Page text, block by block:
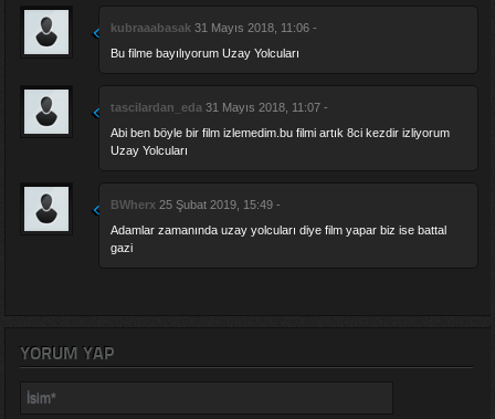
kubraaabasak 31 Mayıs 2018, 11:06 -
Bu filme bayılıyorum Uzay Yolcuları
tascilardan_eda 31 Mayıs 2018, 11:07 -
Abi ben böyle bir film izlemedim.bu filmi artık 8ci kezdir izliyorum
Uzay Yolcuları
BWherx 25 Şubat 2019, 15:49 -
Adamlar zamanında uzay yolcuları diye film yapar biz ise battal
gazi
YORUM YAP